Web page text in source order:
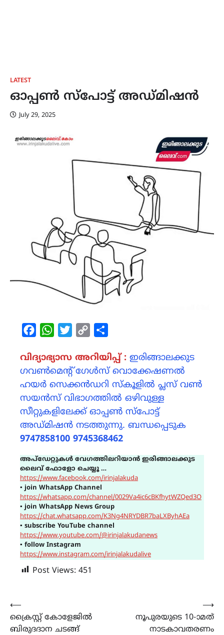
LATEST
ഓപ്പൺ സ്പോട്ട് അഡ്മിഷൻ
July 29, 2025
FacebookWhatsAppTwitterCopy
വിദ്യാഭ്യാസ അറിയിപ്പ് : ഇരിങ്ങാലക്കുട
ഗവൺമെന്റ് ഗേൾസ് വൊക്കേഷണൽ
ഹയർ സെക്കൻഡറി സ്കൂളിൽ പ്ലസ് വൺ
സയൻസ് വിഭാഗത്തിൽ ഒഴിവുള്ള
സീറ്റുകളിലേക്ക് ഓപ്പൺ സ്പോട്ട്
അഡ്മിഷൻ നടത്തുന്നു. ബന്ധപ്പെടുക
9747858100 9745368462
അപ്ഡേറ്റുകൾ വേഗത്തിലറിയാൻ ഇരിങ്ങാലക്കുട
ലൈവ് ഫോളോ ചെയ്യൂ …
https://www.facebook.com/irinjalakuda
▪ join WhatsApp Channel
https://whatsapp.com/channel/0029Va4ic6cBKfhytWZQed3O
▪ join WhatsApp News Group
https://chat.whatsapp.com/K3Ng4NRYDBR7baLXByhAEa
▪ subscribe YouTube channel
https://www.youtube.com/@irinjalakudanews
▪ follow Instagram
https://www.instagram.com/irinjalakudalive
Post Views: 451
Post
navigation
⟵
ക്രൈസ്റ്റ് കോളേജിൽ
ബിരുദദാന ചടങ്ങ്
നൂപുരയുടെ 10-ാമത്
നാടകാവതരണം
⟶